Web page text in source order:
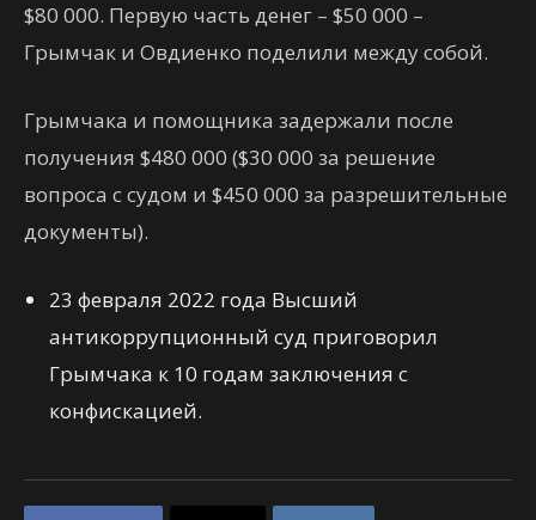
$80 000. Первую часть денег – $50 000 –
Грымчак и Овдиенко поделили между собой.
Грымчака и помощника задержали после
получения $480 000 ($30 000 за решение
вопроса с судом и $450 000 за разрешительные
документы).
23 февраля 2022 года Высший
антикоррупционный суд приговорил
Грымчака к 10 годам заключения с
конфискацией.